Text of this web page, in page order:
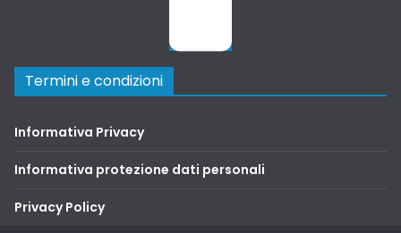
Termini e condizioni
Informativa Privacy
Informativa protezione dati personali
Privacy Policy